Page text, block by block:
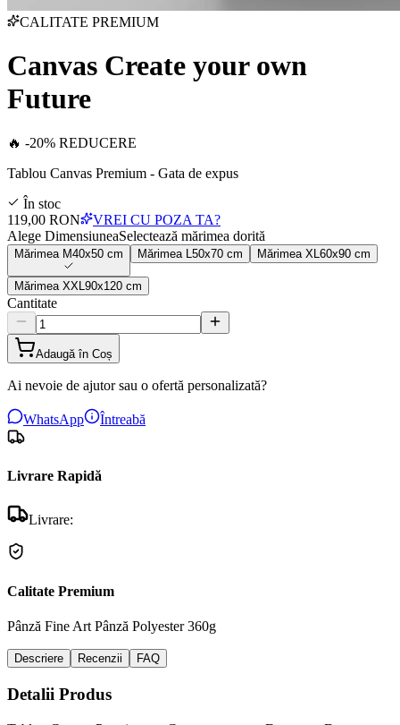
CALITATE PREMIUM
Canvas Create your own
Future
🔥 -20% REDUCERE
Tablou Canvas Premium - Gata de expus
În stoc
119,00 RON
VREI CU POZA TA?
Alege DimensiuneaSelectează mărimea dorită
Mărimea M40x50 cm Mărimea 50x70 cm Mărimea XL 60x90 cm
Mărimea XXL 90x120 cm
Cantitate
Adaugă în Coș
Ai nevoie de ajutor sau o ofertă personalizată?
WhatsApp Întreabă
Livrare Rapidă
Livrare:
Calitate Premium
Pânză Fine Art Pânză Polyester 360g
Descriere Recenzii FAQ
Detalii Produs